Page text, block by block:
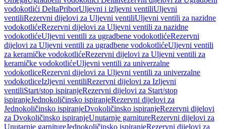
vodokotlići DeltaPriborUljevni i izljevni ventiliUljevni
ventiliRezervni dijelovi za Uljevni ventiliUljevni ventili za nazidne
vodokotlićeRezervni dijelovi za Uljevni ventili za nazidne
vodokotlićeUljevni ventili za ugradbene vodokotlićeRezervni
dijelovi za Uljevni ventili za ugradbene vodokotlićeUljevni ventili
za keramičke vodokotlićeRezervni dijelovi za Uljevni ventili za
keramičke vodokotlićeUljevni ventili za univerzalne
vodokotliceRezervni dijelovi za Uljevni ventili za univerzalne
vodokotliceIzljevni ventiliRezervni dijelovi za Izljevni
ventiliStart/stop ispiranjeRezervni dijelovi za Start/stop
ispiranjeJednokoličinsko ispiranjeRezervni dijelovi za
Jednokoličinsko ispiranjeDvokoličinsko ispiranjeRezervni dijelovi
za Dvokoličinsko ispiranjeUnutarnje garnitureRezervni dijelovi za
Unutarnje garnitureJednokoličinsko ispiranjeRezervni dijelovi za